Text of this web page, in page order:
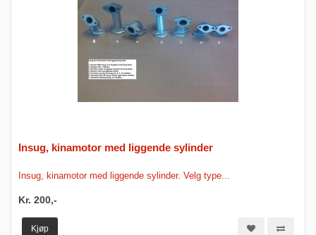
Insug, kinamotor med liggende sylinder
Insug, kinamotor med liggende sylinder. Velg type...
Kr. 200,-
Kjøp